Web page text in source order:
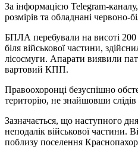
За інформацією Telegram-
розмірів та обладнані
БПЛА перебували на висоті
біля військової частини,
лісосмуги. Апарати виявили
вартовий КПП.
Правоохоронці безуспішно
територію, не знайшовши слідів
Зазначається, що наступного
неподалік військової частини.
поблизу поселення